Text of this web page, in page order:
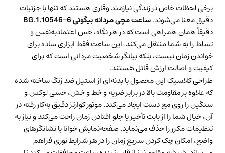
برخی لحظات خاص در زندگی نیازمند وقاری هستند که تنها با جزئیات
دقیق معنا می‌شوند.ساعت مچی مردانه بیگوتی BG.1.10546-6
دقیقاً همان همراهی است که در هر نگاه، حس اعتمادبه‌نفس و
تسلط را به شما منتقل می‌کند. این ساعت فقط ابزاری ساده برای
خواندن زمان نیست، بلکه بیانگر شخصیت مردانی است که برای
کیفیت و اصالت ارزش قائل هستند.
طراحی کلاسیک این محصول با بدنه‌ای از استیل ضد زنگ ساخته شده
که علاوه بر مقاومت بالا در برابر ضربه و خط و خش، حسی لوکس و
سنگین را روی مچ دست ایجاد می‌کند. موتور کوارتز دقیق به‌کار رفته در
آن، خیال شما را از بابت تأخیر یا جلو افتادن زمان راحت می‌کند و نیاز به
تنظیمات مکرر را حذف می‌نماید. صفحه‌نمایش خوانا با نشانگرهای
واضح، امکان چک کردن سریع زمان را در هر شرایط نوری فراهم